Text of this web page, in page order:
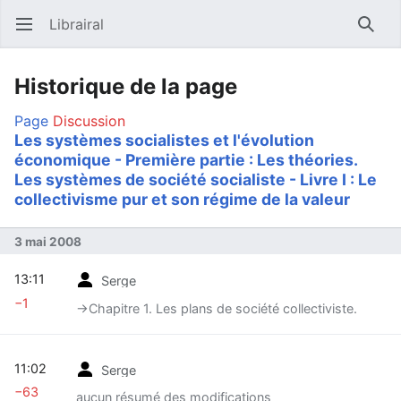
Ouvrir le menu principal Librairal
Historique de la page
Page Discussion
Les systèmes socialistes et l'évolution
économique - Première partie : Les théories.
Les systèmes de société socialiste - Livre I : Le
collectivisme pur et son régime de la valeur
3 mai 2008
Serge
→‎Chapitre 1. Les plans de société collectiviste.
13:11
−1
Serge
aucun résumé des modifications
11:02
−63